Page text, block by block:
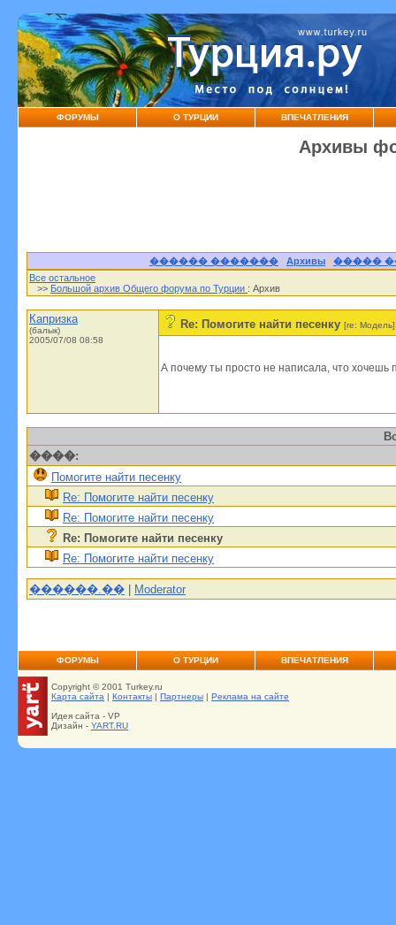
ФОРУМЫ О ТУРЦИИ ВПЕЧАТЛЕНИЯ
Архивы
������ ������� | Архивы | �����
Все остальное
>> Большой архив Общего форума по Турции : Архив
Капризка
(балык)
2005/07/08 08:58
Re: Помогите найти песенку [re: Модель]
А почему ты просто не написала, что хочешь
����:
Помогите найти песенку
Re: Помогите найти песенку
Re: Помогите найти песенку
Re: Помогите найти песенку
Re: Помогите найти песенку
������.�� | Moderator
ФОРУМЫ О ТУРЦИИ ВПЕЧАТЛЕНИЯ
Copyright © 2001 Turkey.ru
Карта сайта | Контакты | Партнеры | Реклама на сайте
Идея сайта - VP
Дизайн - YART.RU